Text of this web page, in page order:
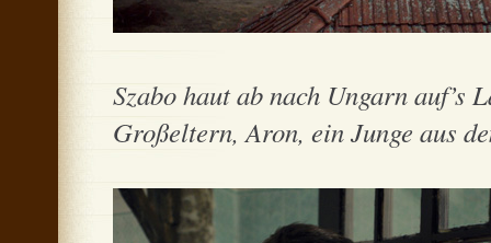
Szabo haut ab nach Ungarn auf’s
Großeltern, Aron, ein Junge aus